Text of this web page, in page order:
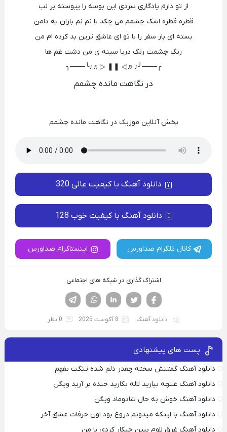
از تو دارم یادگاری سردی این بوسه را پیوسته بر لب
قطره قطره اشک چشمم می چکد با نم نم باران به دامن
بسته ای بار سفر را با تو ای عاشق ترین بد کرده ام من
رنگ چشمت رنگ دریا سینه ی من دشت غم ها
╭───╯♪♬◁ ❚❚ ▷♬♪╰───╮
در نگاهت مانده چشمم
پخش آنلاین موزیک در نگاهت مانده چشمم
دانلود آهنگ با کیفیت عالی 320
دانلود آهنگ با کیفیت خوب 128
کانال تلگرام صداورس اینستاگرام صداورس
اشتراک گذاری در شبکه های اجتماعی
لینکدین تویتر
فیسوک
دانلود آهنگ 8 آگوست 2025 0 نظر
پست های پیشنهادی
دانلود آهنگ گفتنش سخته چقدر دلم شده تنگت بفهم
دانلود آهنگ غنچه بیارید لاله بکارید خنده بر آرید ویگن
دانلود آهنگ خوش به حال شادوماد ویگن
دانلود آهنگ با اینکه میدونم دروغ بود اون حرفات عشق آخر
دانلود آهنگ غرق لاوم ببین چیکار کردی با من